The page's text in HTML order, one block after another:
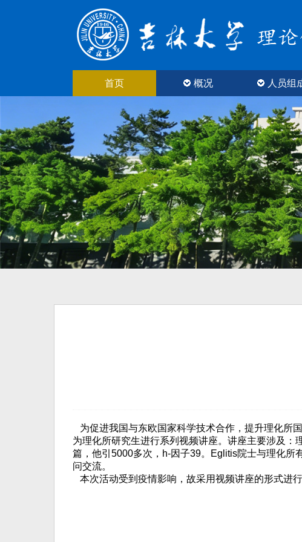
首页 概况 人员组
为促进我国与东欧国家科学技术合作，提升理化所
为理化所研究生进行系列视频讲座。讲座主要涉及：
篇，他引 5000多次， h-因子39。 Eglitis院士与理化所
问交流。
本次活动受到疫情影响，故采用视频讲座的形式进